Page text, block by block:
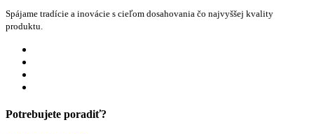
Spájame tradície a inovácie s cieľom dosahovania čo najvyššej kvality
produktu.
Potrebujete poradiť?